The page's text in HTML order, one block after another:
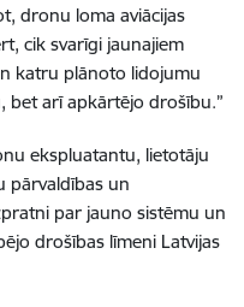
dronu loma aviācijas
cik svarīgi jaunajiem
katru plānoto lidojumu
bet arī apkārtējo drošību.”
ekspluatantu, lietotāju
pārvaldības un
par jauno sistēmu un
drošības līmeni Latvijas